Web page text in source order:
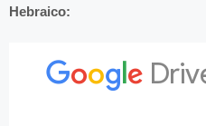
Hebraico: